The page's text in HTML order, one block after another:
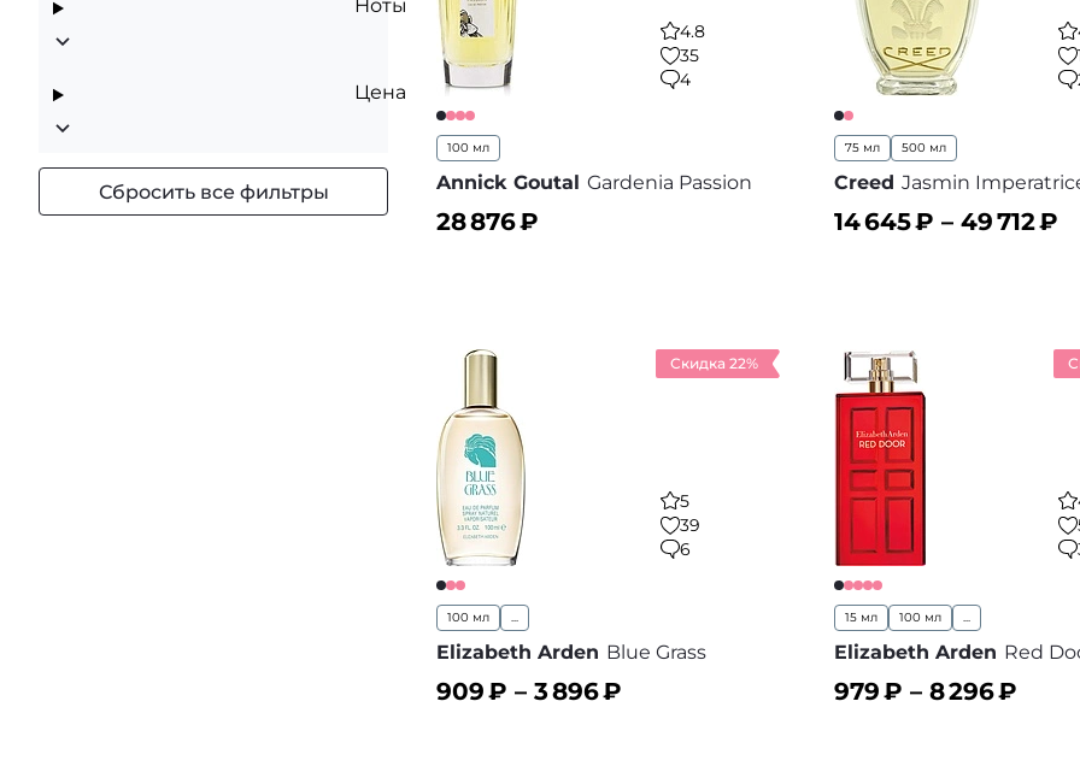
Ноты
Цена
Сбросить все фильтры
4.8
35
4
100 мл
Annick Goutal Gardenia Passion
28 876₽
75 мл 500 мл
Creed Jasmin
14 645₽ – 49 712₽
Скидка 22%
5
39
6
100 мл ...
Elizabeth Arden Blue Grass
909₽ – 3 896₽
15 мл 100 мл ...
Elizabeth Arden Red
979₽ – 8 296₽